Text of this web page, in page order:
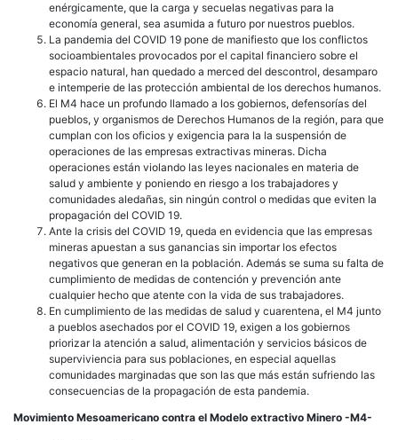
enérgicamente, que la carga y secuelas negativas para la
economía general, sea asumida a futuro por nuestros pueblos.
La pandemia del COVID 19 pone de manifiesto que los conflictos
socioambientales provocados por el capital financiero sobre el
espacio natural, han quedado a merced del descontrol, desamparo
e intemperie de las protección ambiental de los derechos humanos.
El M4 hace un profundo llamado a los gobiernos, defensorías del
pueblos, y organismos de Derechos Humanos de la región, para que
cumplan con los oficios y exigencia para la la suspensión de
operaciones de las empresas extractivas mineras. Dicha
operaciones están violando las leyes nacionales en materia de
salud y ambiente y poniendo en riesgo a los trabajadores y
comunidades aledañas, sin ningún control o medidas que eviten la
propagación del COVID 19.
Ante la crisis del COVID 19, queda en evidencia que las empresas
mineras apuestan a sus ganancias sin importar los efectos
negativos que generan en la población. Además se suma su falta de
cumplimiento de medidas de contención y prevención ante
cualquier hecho que atente con la vida de sus trabajadores.
En cumplimiento de las medidas de salud y cuarentena, el M4 junto
a pueblos asechados por el COVID 19, exigen a los gobiernos
priorizar la atención a salud, alimentación y servicios básicos de
superviviencia para sus poblaciones, en especial aquellas
comunidades marginadas que son las que más están sufriendo las
consecuencias de la propagación de esta pandemia.
Movimiento Mesoamericano contra el Modelo extractivo Minero -M4-